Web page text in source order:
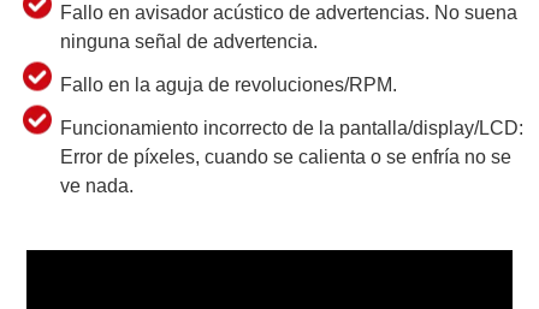
Fallo en avisador acústico de advertencias. No suena
ninguna señal de advertencia.
Fallo en la aguja de revoluciones/RPM.
Funcionamiento incorrecto de la pantalla/display/LCD:
Error de píxeles, cuando se calienta o se enfría no se
ve nada.